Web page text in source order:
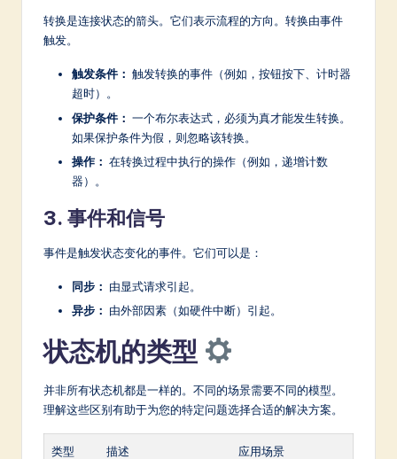
转换是连接状态的箭头。它们表示流程的方向。转换由事件
触发。
触发条件： 触发转换的事件（例如，按钮按下、计时器
超时）。
保护条件： 一个布尔表达式，必须为真才能发生转换。
如果保护条件为假，则忽略该转换。
操作： 在转换过程中执行的操作（例如，递增计数
器）。
3. 事件和信号
事件是触发状态变化的事件。它们可以是：
同步： 由显式请求引起。
异步： 由外部因素（如硬件中断）引起。
状态机的类型
并非所有状态机都是一样的。不同的场景需要不同的模型。
理解这些区别有助于为您的特定问题选择合适的解决方案。
类型 描述 应用场景